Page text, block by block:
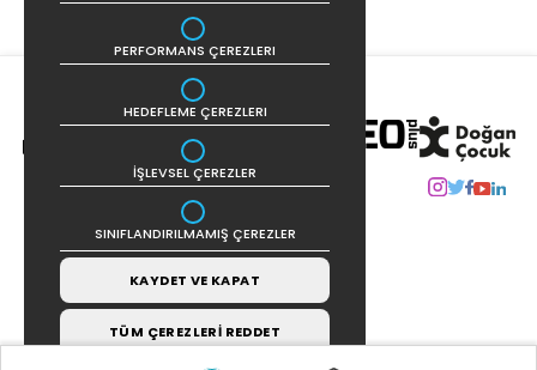
PERFORMANS ÇEREZLERI
HEDEFLEME ÇEREZLERI
İŞLEVSEL ÇEREZLER
SINIFLANDIRILMAMIŞ ÇEREZLER
KAYDET VE KAPAT
TÜM ÇEREZLERİ REDDET